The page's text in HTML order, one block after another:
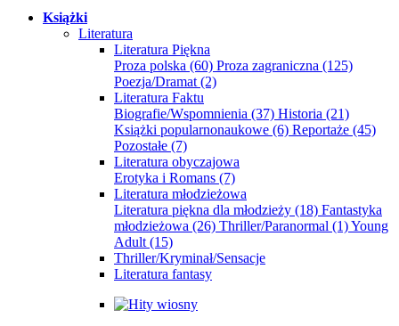
Książki
Literatura
Literatura Piękna
Proza polska (60) Proza zagraniczna (125)
Poezja/Dramat (2)
Literatura Faktu
Biografie/Wspomnienia (37) Historia (21)
Książki popularnonaukowe (6) Reportaże (45)
Pozostałe (7)
Literatura obyczajowa
Erotyka i Romans (7)
Literatura młodzieżowa
Literatura piękna dla młodzieży (18) Fantastyka
młodzieżowa (26) Thriller/Paranormal (1)Young
Adult (15)
Thriller/Kryminał/Sensacje
Literatura fantasy